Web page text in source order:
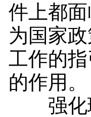
件上都
为国家
工作的
的作用。
强化理